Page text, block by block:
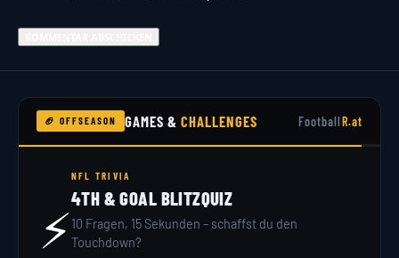
🏈 OFFSEASON GAMES &CHALLENGES FootballR.at
🏟️
NFL DRAFT 2026
DRAFT SIMULATOR
32 Teams, 7 Runden – du bist GM. Hol dir dein
Scout-Rating!